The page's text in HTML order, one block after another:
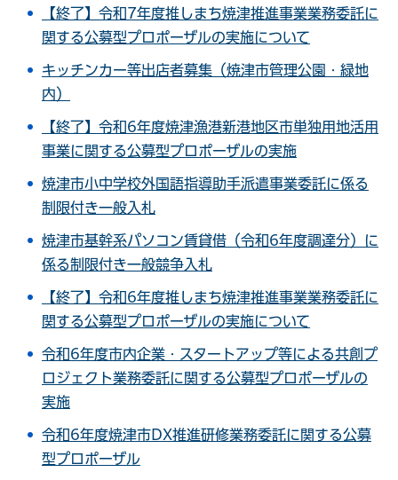
【終了】令和7年度推しまち焼津推進事業業務委託に
関する公募型プロポーザルの実施について
キッチンカー等出店者募集（焼津市管理公園・緑地
内）
【終了】令和6年度焼津漁港新港地区市単独用地活用
事業に関する公募型プロポーザルの実施
焼津市小中学校外国語指導助手派遣事業委託に係る
制限付き一般入札
焼津市基幹系パソコン賃貸借（令和6年度調達分）に
係る制限付き一般競争入札
【終了】令和6年度推しまち焼津推進事業業務委託に
関する公募型プロポーザルの実施について
令和6年度市内企業・スタートアップ等による共創プ
ロジェクト業務委託に関する公募型プロポーザルの
実施
令和6年度焼津市DX推進研修業務委託に関する公募
型プロポーザル